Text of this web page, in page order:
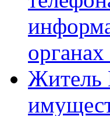
Житель